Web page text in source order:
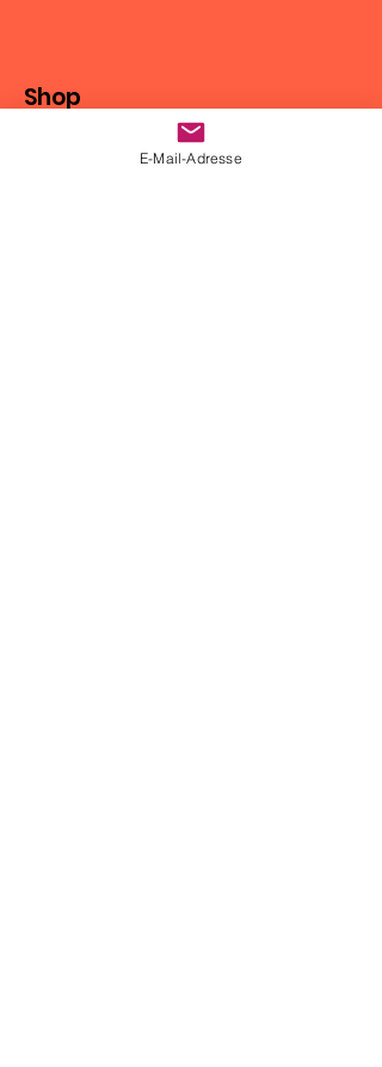
Shop
Motorradbekleidung
E-Mail-Adresse